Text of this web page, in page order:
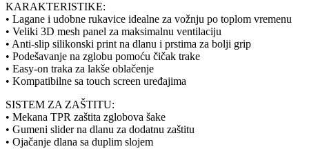
KARAKTERISTIKE:
• Lagane i udobne rukavice idealne za vožnju po toplom vremenu
• Veliki 3D mesh panel za maksimalnu ventilaciju
• Anti-slip silikonski print na dlanu i prstima za bolji grip
• Podešavanje na zglobu pomoću čičak trake
• Easy-on traka za lakše oblačenje
• Kompatibilne sa touch screen uređajima
SISTEM ZA ZAŠTITU:
• Mekana TPR zaštita zglobova šake
• Gumeni slider na dlanu za dodatnu zaštitu
• Ojačanje dlana sa duplim slojem